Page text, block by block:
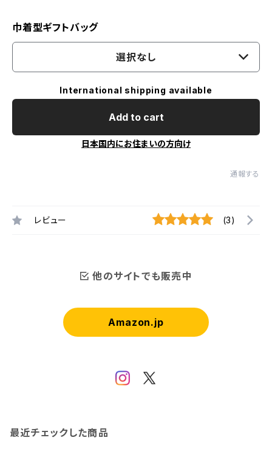
巾着型ギフトバッグ
選択なし
International shipping available
Add to cart
日本国内にお住まいの方向け
通報する
レビュー (3)
他のサイトでも販売中
Amazon.jp
最近チェックした商品